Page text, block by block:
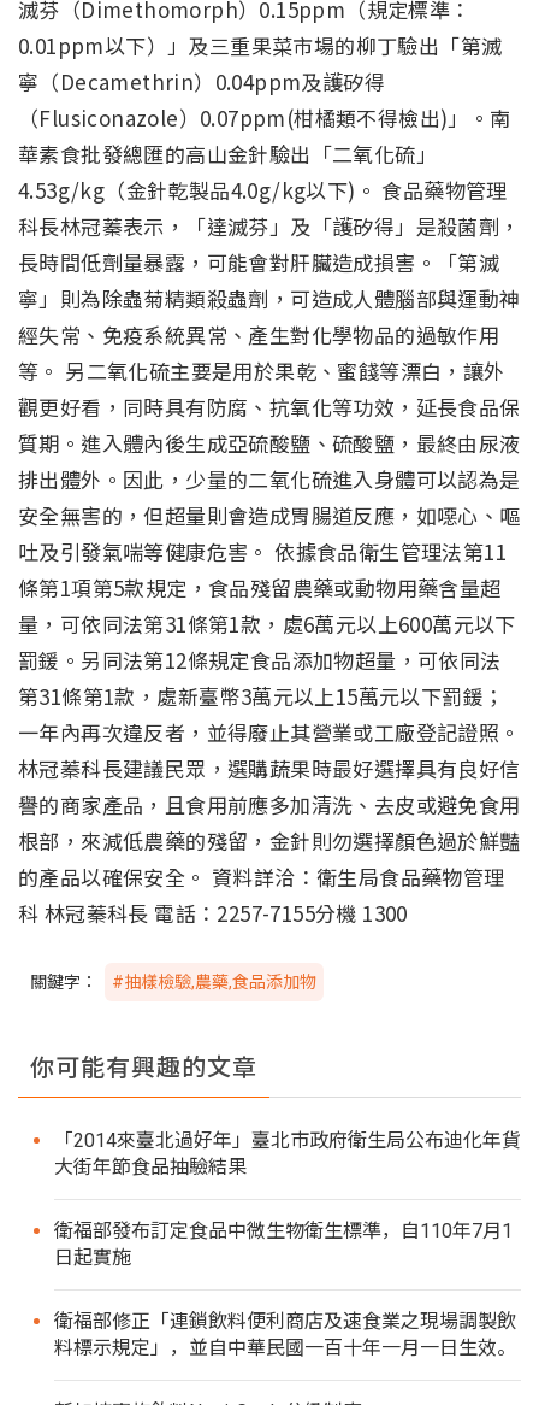
滅芬（Dimethomorph）0.15ppm（規定標準：
0.01ppm以下）」及三重果菜市場的柳丁驗出「第滅
寧（Decamethrin）0.04ppm及護矽得
（Flusiconazole）0.07ppm(柑橘類不得檢出)」。南
華素食批發總匯的高山金針驗出「二氧化硫」
4.53g/kg（金針乾製品4.0g/kg以下)。 食品藥物管理
科長林冠蓁表示，「達滅芬」及「護矽得」是殺菌劑，
長時間低劑量暴露，可能會對肝臟造成損害。「第滅
寧」則為除蟲菊精類殺蟲劑，可造成人體腦部與運動神
經失常、免疫系統異常、產生對化學物品的過敏作用
等。 另二氧化硫主要是用於果乾、蜜餞等漂白，讓外
觀更好看，同時具有防腐、抗氧化等功效，延長食品保
質期。進入體內後生成亞硫酸鹽、硫酸鹽，最終由尿液
排出體外。因此，少量的二氧化硫進入身體可以認為是
安全無害的，但超量則會造成胃腸道反應，如噁心、嘔
吐及引發氣喘等健康危害。 依據食品衛生管理法第11
條第1項第5款規定，食品殘留農藥或動物用藥含量超
量，可依同法第31條第1款，處6萬元以上600萬元以下
罰鍰。另同法第12條規定食品添加物超量，可依同法
第31條第1款，處新臺幣3萬元以上15萬元以下罰鍰；
一年內再次違反者，並得廢止其營業或工廠登記證照。
林冠蓁科長建議民眾，選購蔬果時最好選擇具有良好信
譽的商家產品，且食用前應多加清洗、去皮或避免食用
根部，來減低農藥的殘留，金針則勿選擇顏色過於鮮豔
的產品以確保安全。 資料詳洽：衛生局食品藥物管理
科 林冠蓁科長 電話：2257-7155分機 1300
關鍵字： #抽樣檢驗,農藥,食品添加物
你可能有興趣的文章
「2014來臺北過好年」臺北市政府衛生局公布迪化年貨
大街年節食品抽驗結果
衛福部發布訂定食品中微生物衛生標準，自110年7月1
日起實施
衛福部修正「連鎖飲料便利商店及速食業之現場調製飲
料標示規定」，並自中華民國一百十年一月一日生效。